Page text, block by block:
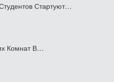
Стартуют…
Комнат В…